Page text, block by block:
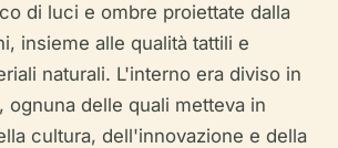
di luci e ombre proiettate dalla
insieme alle qualità tattili e
naturali. L'interno era diviso in
ognuna delle quali metteva in
cultura, dell'innovazione e della